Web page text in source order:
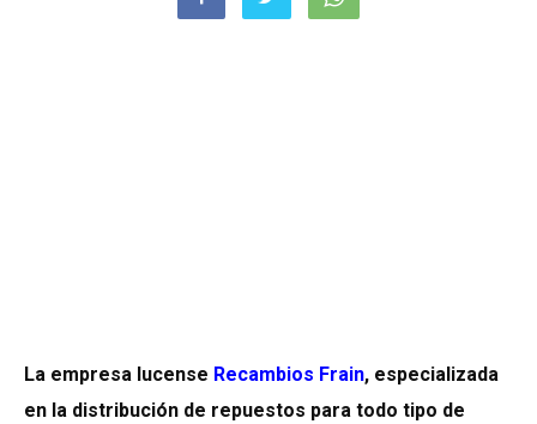
La empresa lucense Recambios Frain, especializada
en la distribución de repuestos para todo tipo de